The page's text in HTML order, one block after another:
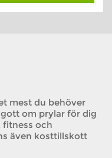
mest du behöver
om prylar för dig
fitness och
även kosttillskott